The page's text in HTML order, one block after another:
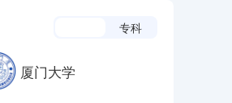
专科
厦门大学